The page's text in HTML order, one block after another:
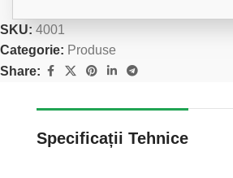
SKU: 4001
Categorie: Produse
Share:
Specificații Tehnice